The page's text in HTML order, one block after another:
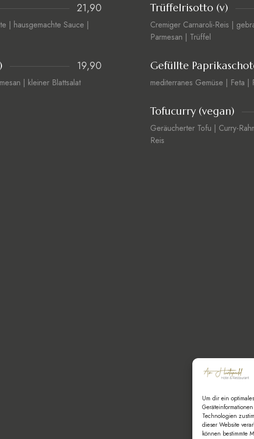
Um dir ein
Technologien
dieser Website
können bestimmte
21,90
| hausgemachte Sauce |
19,90
| kleiner Blattsalat
Trüffelrisotto (v)
Cremiger Carnaroli-Reis |
Parmesan | Trüffel
Gefüllte
mediterranes Gemüse | Feta |
Tofucurry (vegan)
Geräucherter Tofu | Curry-
Reis